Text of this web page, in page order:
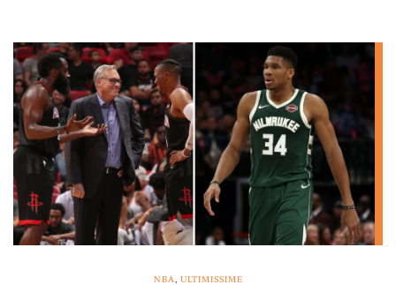
NBA, ULTIMISSIME